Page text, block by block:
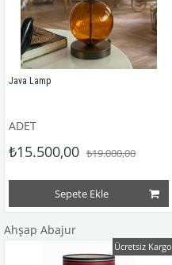
Java Lamp
ADET
₺15.500,00 ₺19.000,00
Sepete Ekle
Ahşap Abajur
Ücretsiz Kargo